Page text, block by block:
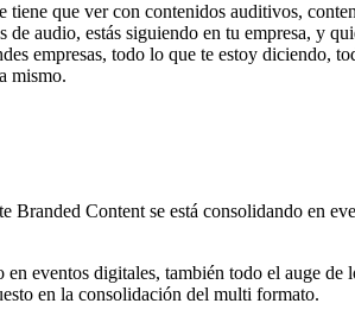
que ver con contenidos auditivos,
audio, estás siguiendo en tu empresa, y
empresas, todo lo que te estoy diciendo,
mismo.
Content se está consolidando en
eventos digitales, también todo el auge
en la consolidación del multi formato.